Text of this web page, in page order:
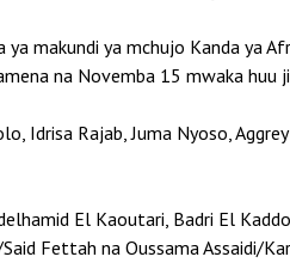
ya makundi ya mchujo Kanda
na Novemba 15 mwaka huu
Idrisa Rajab, Juma Nyoso,
El Kaoutari, Badri El
Fettah na Oussama Assaidi/